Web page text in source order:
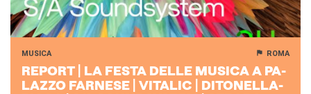
I nostri sostenitori
ARCHIVIO
Dialoghi del Farnese
Farnèse à la page
MUSICA ROMA
RE­PORT | LA FESTA DELLE MU­SI­CA A PA­
LAZ­ZO FAR­NE­SE | VI­TA­LIC | DI­TO­NEL­LA­